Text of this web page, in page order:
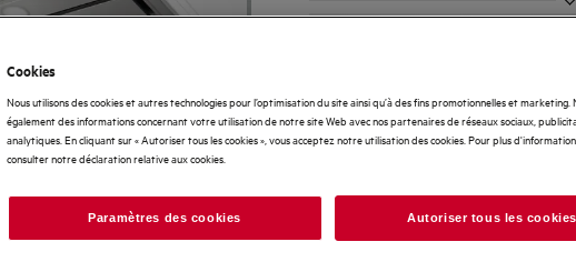
Cookies
Nous utilisons des cookies et autres technologies pour l’optimisation du site ainsi qu’à des fins promotionnelles et
également des informations concernant votre utilisation de notre site Web avec nos partenaires de réseaux sociaux,
analytiques. En cliquant sur « Autoriser tous les cookies », vous acceptez notre utilisation des cookies. Pour plus
consulter notre déclaration relative aux cookies.
Paramètres des cookies Autoriser tous les cookies